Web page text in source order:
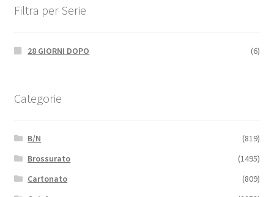
Filtra per Serie
28 GIORNI DOPO (6)
Categorie
B/N
(819)
Brossurato
(1495)
Cartonato
(809)